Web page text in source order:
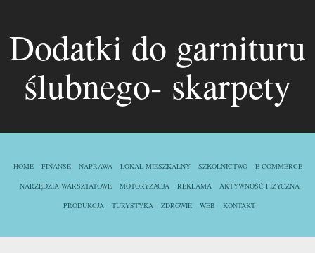
Dodatki do garnituru
ślubnego- skarpety
HOME FINANSE NAPRAWA LOKAL MIESZKALNY SZKOLNICTWO
E-COMMERCE
NARZĘDZIA WARSZTATOWE
MOTORYZACJA REKLAMA
AKTYWNOŚĆ FIZYCZNA
PRODUKCJA
TURYSTYKA ZDROWIE WEB KONTAKT